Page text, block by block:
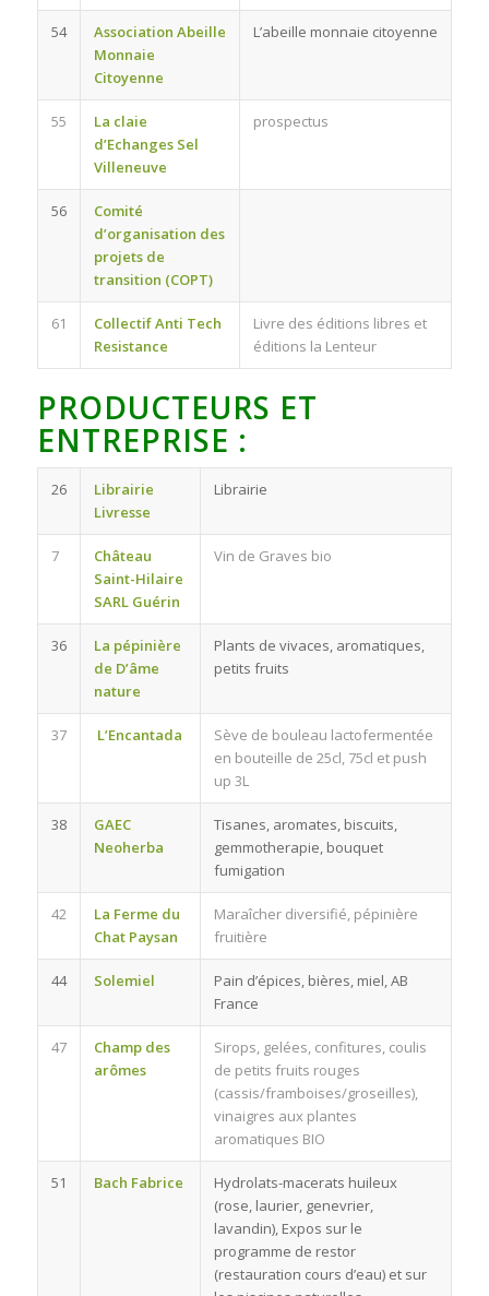
54
Association Abeille
Monnaie
Citoyenne
L’abeille monnaie citoyenne
55
La claie
d’Echanges Sel
Villeneuve
prospectus
56
Comité
d’organisation des
projets de
transition (COPT)
61
Collectif Anti Tech
Resistance
Livre des éditions libres et
éditions la Lenteur
PRODUCTEURS ET
ENTREPRISE :
26
Librairie
Livresse
Librairie
7
Château
Saint-Hilaire
SARL Guérin
Vin de Graves bio
36
La pépinière
de D’âme
nature
Plants de vivaces, aromatiques,
petits fruits
37 L’Encantada
Sève de bouleau lactofermentée
en bouteille de 25cl, 75cl et push
up 3L
38
GAEC
Neoherba
Tisanes, aromates, biscuits,
gemmotherapie, bouquet
fumigation
42
La Ferme du
Chat Paysan
Maraîcher diversifié, pépinière
fruitière
44 Solemiel
Pain d’épices, bières, miel, AB
France
47
Champ des
arômes
Sirops, gelées, confitures, coulis
de petits fruits rouges
(cassis/framboises/groseilles),
vinaigres aux plantes
aromatiques BIO
51 Bach Fabrice
Hydrolats-macerats huileux
(rose, laurier, genevrier,
lavandin), Expos sur le
programme de restor
(restauration cours d’eau) et sur